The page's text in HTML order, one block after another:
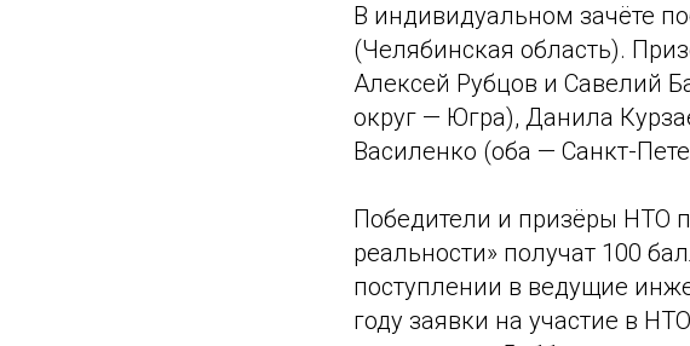
В индивидуальном зачёте
(Челябинская область).
Алексей Рубцов и Савелий
округ — Югра), Данила
Василенко (оба — Санкт-
Победители и призёры НТО
реальности» получат 100
поступлении в ведущие
году заявки на участие в